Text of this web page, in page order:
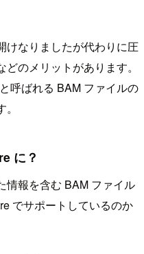
けなりましたが代わりに圧
のメリットがあります。
呼ばれる BAM ファイルの
に？
情報を含む BAM ファイル
でサポートしているのか